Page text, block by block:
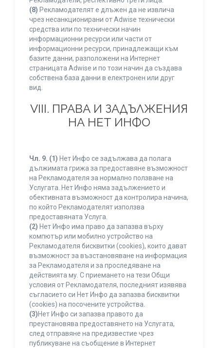
(8) Рекламодателят е длъжен да не извлича
чрез несанкционирани от Adwise технически
средства или по технически начин
информационни ресурси или части от
информационни ресурси, принадлежащи към
базите данни, разположени на Интернет
страницата Adwise и по този начин да създава
собствена база данни в електронен или друг
вид.
VIII. ПРАВА И ЗАДЪЛЖЕНИЯ
НА НЕТ ИНФО
Чл. 9. (1) Нет Инфо се задължава да полага
дължимата грижа за предоставяне възможност
на Рекламодателя за нормално ползване на
Услугата. Нет Инфо няма задължението и
обективната възможност да контролира начина,
по който Рекламодателят използва
предоставяната Услуга.
(2) Нет Инфо има право да запазва върху
компютър или мобилно устройство на
Рекламодателя бисквитки (cookies), които дават
възможност за възстановяване на информация
за Рекламодателя и за проследяване на
действията му. С приемането на тези Общи
условия от Рекламодателя, последният изявява
съгласието си Нет Инфо да запазва бисквитки
(cookies) на посочените устройства.
(3)Нет Инфо си запазва правото да
преустановява предоставянето на Услугата,
след отправяне на предизвестие чрез
публикуване на съобщение в Интернет